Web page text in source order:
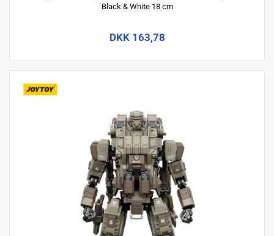
Black & White 18 cm
DKK 163,78